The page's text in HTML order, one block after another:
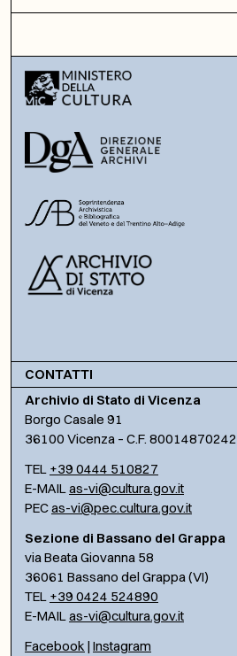
CONTATTI
Archivio di Stato di Vicenza
Borgo Casale 91
36100 Vicenza – C.F. 80014870242
TEL +39 0444 510827
E-MAILas-vi@cultura.gov.it
PECas-vi@pec.cultura.gov.it
Sezione di Bassano del Grappa
via Beata Giovanna 58
36061 Bassano del Grappa (VI)
TEL +39 0424 524890
E-MAILas-vi@cultura.gov.it
Facebook | Instagram